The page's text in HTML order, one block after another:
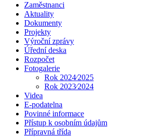
Zaměstnanci
Aktuality
Dokumenty
Projekty
Výroční zprávy
Úřední deska
Rozpočet
Fotogalerie
Rok 2024⁄2025
Rok 2023⁄2024
Videa
E-podatelna
Povinné informace
Přístup k osobním údajům
Přípravná třída